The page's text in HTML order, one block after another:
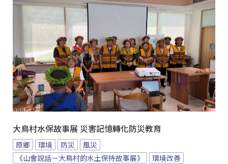
大鳥村水保故事展 災害記憶轉化防災教育
原鄉 環境 防災
風災
《山會說話－大鳥村的水土保持故事展》
環境改善